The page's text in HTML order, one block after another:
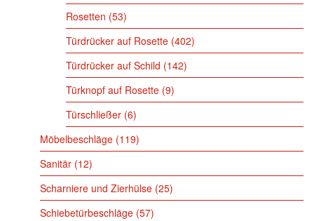
Rosetten 53
Türdrücker auf Rosette 402
Türdrücker auf Schild 142
Türknopf auf Rosette 9
Türschließer 6
Möbelbeschläge 119
Sanitär 12
Scharniere und Zierhülse 25
Schiebetürbeschläge 57